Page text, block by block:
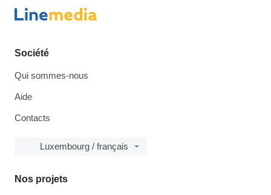
Société
Qui sommes-nous
Aide
Contacts
Luxembourg / français
Nos projets